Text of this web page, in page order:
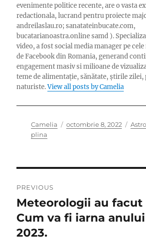
evenimente politice recente, are o vasta
redactionala, lucrand pentru proiecte
andreilaslau.ro; sanatateinbucate.com,
bucatarianoastra.online samd ).
video, a fost social media manager pe
de Facebook din Romania, generand
engagement masiv si milioane de
teme de alimentație, sănătate, știrile zilei,
naturiste.View all posts by Camelia
Author
Camelia
Posted
octombrie 8, 2022
plina
în
articole
PREVIOUS
Previous
post:
Meteorologii au
Cum va fi iarna
2023.